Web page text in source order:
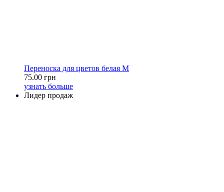
Переноска для цветов белая M
75.00 грн
узнать больше
Лидер продаж